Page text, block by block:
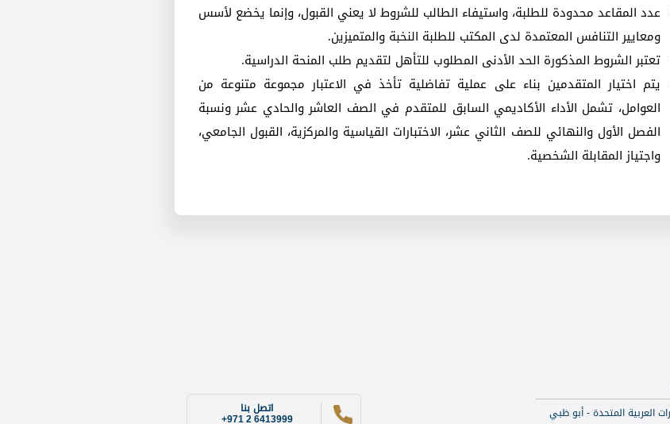
عدد المقاعد محدودة للطلبة، واستيفاء الطالب للشروط لا يعني القبول، وإنما يخضع لأسس
ومعايير التنافس المعتمدة لدى المكتب للطلبة النخبة والمتميزين.
تعتبر الشروط المذكورة الحد الأدنى المطلوب للتأهل لتقديم طلب المنحة الدراسية.
يتم اختيار المتقدمين بناء على عملية تفاضلية تأخذ في الاعتبار مجموعة متنوعة من
العوامل، تشمل الأداء الأكاديمي السابق للمتقدم في الصف العاشر والحادي عشر ونسبة
الفصل الأول والنهائي للصف الثاني عشر، الاختبارات القياسية والمركزية، القبول الجامعي،
واجتياز المقابلة الشخصية.
العربية المتحدة - أبو ظبي
اتصل بنا
+971 2 6413999